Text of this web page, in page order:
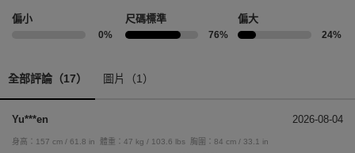
偏小
0%
尺碼標準
76%
偏大
24%
全部評論（17） 圖片（1）
Yu***en 2026-08-04
身高：157 cm / 61.8 in 體重：47 kg / 103.6 lbs
胸圍：84 cm / 33.1 in